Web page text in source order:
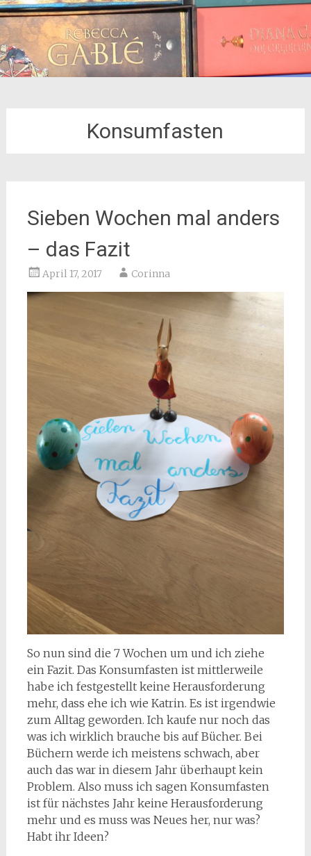
Konsumfasten
Sieben Wochen mal anders
– das Fazit
April 17, 2017 Corinna
So nun sind die 7 Wochen um und ich ziehe
ein Fazit. Das Konsumfasten ist mittlerweile
habe ich festgestellt keine Herausforderung
mehr, dass ehe ich wie Katrin. Es ist irgendwie
zum Alltag geworden. Ich kaufe nur noch das
was ich wirklich brauche bis auf Bücher. Bei
Büchern werde ich meistens schwach, aber
auch das war in diesem Jahr überhaupt kein
Problem. Also muss ich sagen Konsumfasten
ist für nächstes Jahr keine Herausforderung
mehr und es muss was Neues her, nur was?
Habt ihr Ideen?